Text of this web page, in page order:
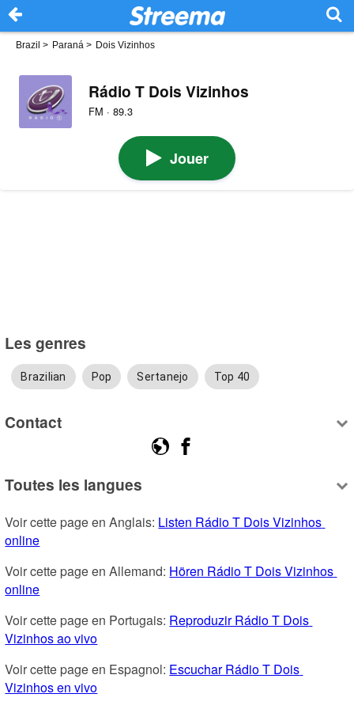
Brazil > Paraná > Dois Vizinhos
Rádio T Dois Vizinhos
FM · 89.3
Jouer
Les genres
Brazilian Pop Sertanejo Top 40
Contact
Toutes les langues
Voir cette page en Anglais: Listen Rádio T Dois Vizinhos
online
Voir cette page en Allemand: Hören Rádio T Dois Vizinhos
online
Voir cette page en Portugais: Reproduzir Rádio T Dois
Vizinhos ao vivo
Voir cette page en Espagnol: Escuchar Rádio T Dois
Vizinhos en vivo